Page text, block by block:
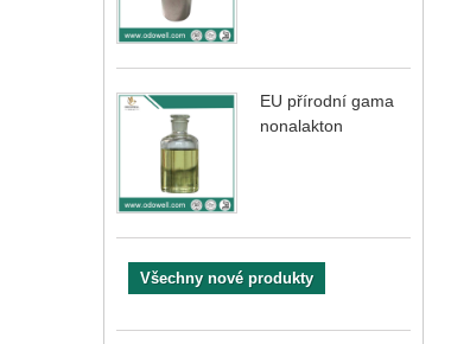
EU přírodní gama
nonalakton
Všechny nové produkty